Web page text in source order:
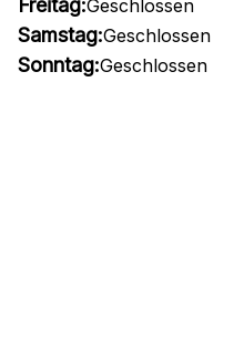
Freitag:Geschlossen
Samstag:Geschlossen
Sonntag:Geschlossen